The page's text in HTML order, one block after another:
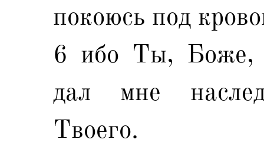
покоюсь под
6 ибо Ты, Боже,
дал мне
Твоего.